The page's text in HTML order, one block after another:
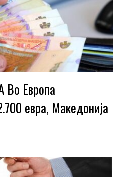
Европа
евра, Македонија